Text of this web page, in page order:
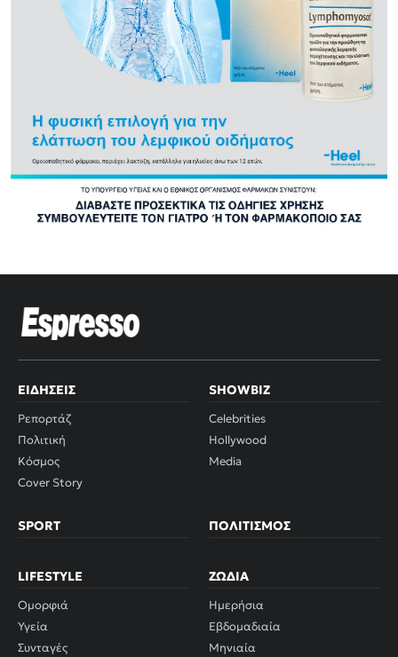
ΕΙΔΉΣΕΙΣ
Ρεπορτάζ
Πολιτική
Κόσμος
Cover Story
SHOWBIZ
Celebrities
Hollywood
Media
SPORT ΠΟΛΙΤΙΣΜΌΣ
LIFESTYLE
Ομορφιά
Υγεία
Συνταγές
ΖΏΔΙΑ
Ημερήσια
Εβδομαδιαία
Μηνιαία